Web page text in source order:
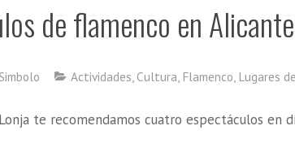
de flamenco en Alicante
Simbolo Actividades, Cultura, Flamenco, Lugares
te recomendamos cuatro espectáculos en